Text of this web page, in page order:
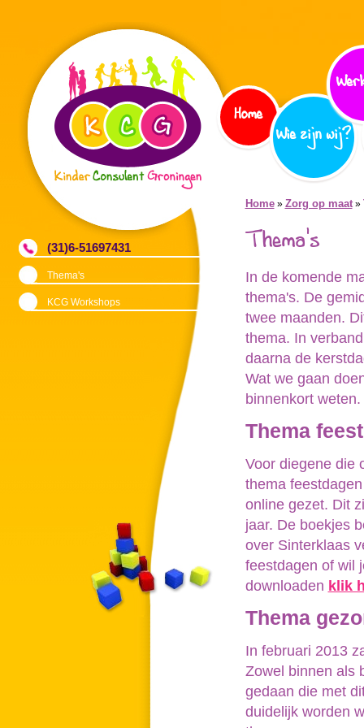
(31)6-51697431
Thema's
KCG Workshops
Home
Wie zijn wij?
Home » Zorg op maat»
Thema's
In de komende
thema's. De
twee maanden.
thema. In
daarna de
Wat we gaan
binnenkort weten.
Thema
Voor diegene die
thema
online gezet. Dit
jaar. De boekjes
over Sinterklaas
feestdagen of wil
downloaden klik
Thema
In februari 2013
Zowel binnen als
gedaan die met
duidelijk worden